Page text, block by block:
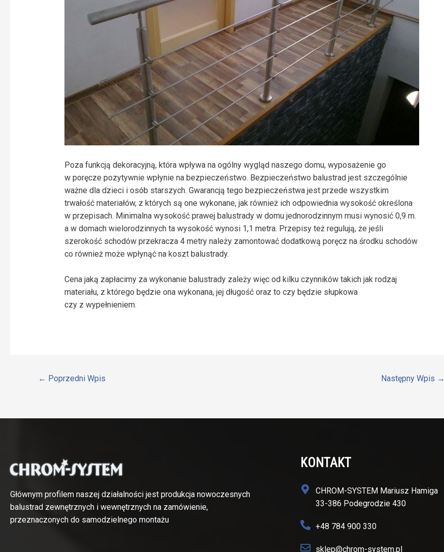
Poza funkcją dekoracyjną, która wpływa na ogólny wygląd naszego domu, wyposażenie go
w poręcze pozytywnie wpłynie na bezpieczeństwo. Bezpieczeństwo balustrad jest szczególnie
ważne dla dzieci i osób starszych. Gwarancją tego bezpieczeństwa jest przede wszystkim
trwałość materiałów, z których są one wykonane, jak również ich odpowiednia wysokość określona
w przepisach. Minimalna wysokość prawej balustrady w domu jednorodzinnym musi wynosić 0,9 m.
a w domach wielorodzinnych ta wysokość wynosi 1,1 metra. Przepisy też regulują, że jeśli
szerokość schodów przekracza 4 metry należy zamontować dodatkową poręcz na środku schodów
co również może wpłynąć na koszt balustrady.
Cena jaką zapłacimy za wykonanie balustrady zależy więc od kilku czynników takich jak rodzaj
materiału, z którego będzie ona wykonana, jej długość oraz to czy będzie słupkowa
czy z wypełnieniem.
← Poprzedni Wpis Następny Wpis →
Głównym profilem naszej działalności jest produkcja nowoczesnych
balustrad zewnętrznych i wewnętrznych na zamówienie,
przeznaczonych do samodzielnego montażu
KONTAKT
CHROM-SYSTEM Mariusz Hamiga
33-386 Podegrodzie 430
+48 784 900 330
sklep@chrom-system.pl